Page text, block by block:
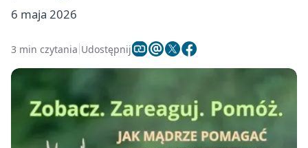
6 maja 2026
3 min czytania Udostępnij